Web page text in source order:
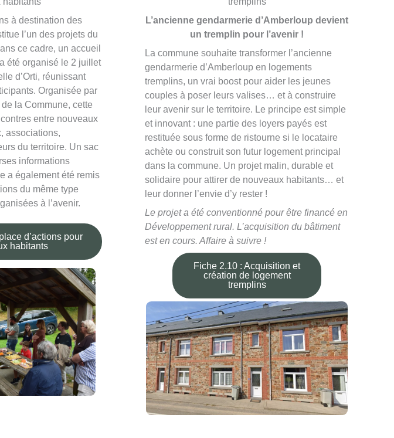
à destination des
l’un des projets du
ce cadre, un accueil
été organisé le 2 juillet
d’Orti, réunissant
Organisée par
la Commune, cette
entre nouveaux
associations,
du territoire. Un sac
informations
a également été remis
du même type
à l’avenir.
d’actions pour
habitants
L’ancienne gendarmerie d’Amberloup devient
un tremplin pour l’avenir !
La commune souhaite transformer l’ancienne
gendarmerie d’Amberloup en logements
tremplins, un vrai boost pour aider les jeunes
couples à poser leurs valises… et à construire
leur avenir sur le territoire. Le principe est simple
et innovant : une partie des loyers payés est
restituée sous forme de ristourne si le locataire
achète ou construit son futur logement principal
dans la commune. Un projet malin, durable et
solidaire pour attirer de nouveaux habitants… et
leur donner l’envie d’y rester !
Le projet a été conventionné pour être financé en
Développement rural. L’acquisition du bâtiment
est en cours. Affaire à suivre !
Fiche 2.10 : Acquisition et
création de logement
tremplins